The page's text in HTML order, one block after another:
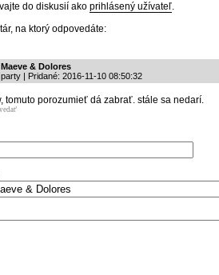
do diskusií ako prihlásený užívateľ.
na ktorý odpovedáte:
& Dolores
| Pridané: 2016-11-10 08:50:32
tomuto porozumieť dá zabrať. stále sa nedarí.